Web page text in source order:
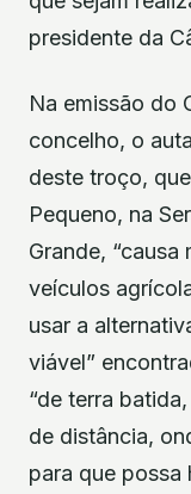
presidente da
Na emissão do
concelho, o
deste troço,
Pequeno, na
Grande,
veículos
usar a
viável”
“de terra
de distância,
para que possa